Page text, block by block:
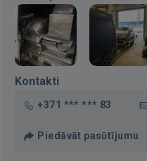
Kontakti
+371 *** *** 83
Piedāvāt pasūtījumu